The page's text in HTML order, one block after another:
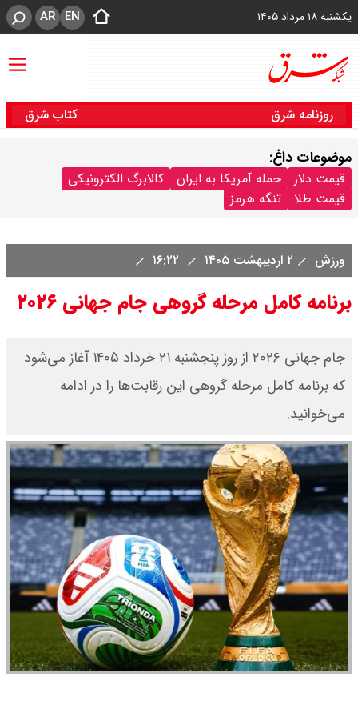
یکشنبه ۱۸ مرداد ۱۴۰۵ EN
AR
روزنامه شرق کتاب شرق
موضوعات داغ:
قیمت دلار حمله آمریکا به ایران
کالابرگ الکترونیکی
قیمت طلا
تنگه هرمز
ورزش ۲ اردیبهشت ۱۴۰۵
برنامه کامل مرحله گروهی جام جهانی ۲۰۲۶
جام جهانی ۲۰۲۶ از روز پنجشنبه ۲۱ خرداد ۱۴۰۵ آغاز می‌شود
که برنامه کامل مرحله گروهی این رقابت‌ها را در ادامه
می‌خوانید.